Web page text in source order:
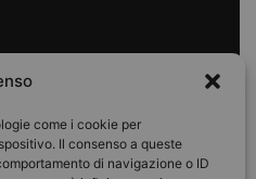
come i cookie per
Il consenso a queste
di navigazione o ID